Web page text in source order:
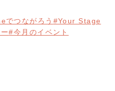
でつながろう #Your Stage
#今月のイベント